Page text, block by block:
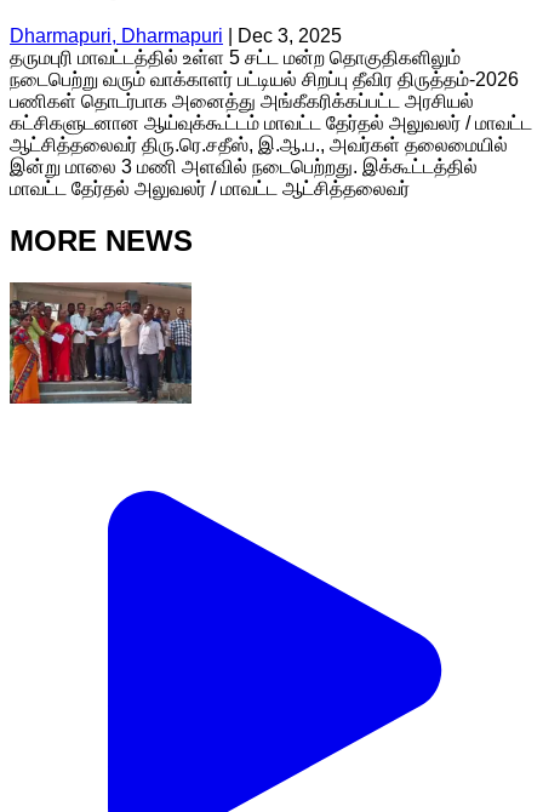
Dharmapuri, Dharmapuri
Dec 3, 2025
தருமபுரி மாவட்டத்தில் உள்ள 5 சட்ட மன்ற தொகுதிகளிலும்
நடைபெற்று வரும் வாக்காளர் பட்டியல் சிறப்பு தீவிர திருத்தம்-2026
பணிகள் தொடர்பாக அனைத்து அங்கீகரிக்கப்பட்ட அரசியல்
கட்சிகளுடனான ஆய்வுக்கூட்டம் மாவட்ட தேர்தல் அலுவலர் / மாவட்ட
ஆட்சித்தலைவர் திரு.ரெ.சதீஸ், இ.ஆ.ப., அவர்கள் தலைமையில்
இன்று மாலை 3 மணி அளவில் நடைபெற்றது. இக்கூட்டத்தில்
மாவட்ட தேர்தல் அலுவலர் / மாவட்ட ஆட்சித்தலைவர்
MORE NEWS